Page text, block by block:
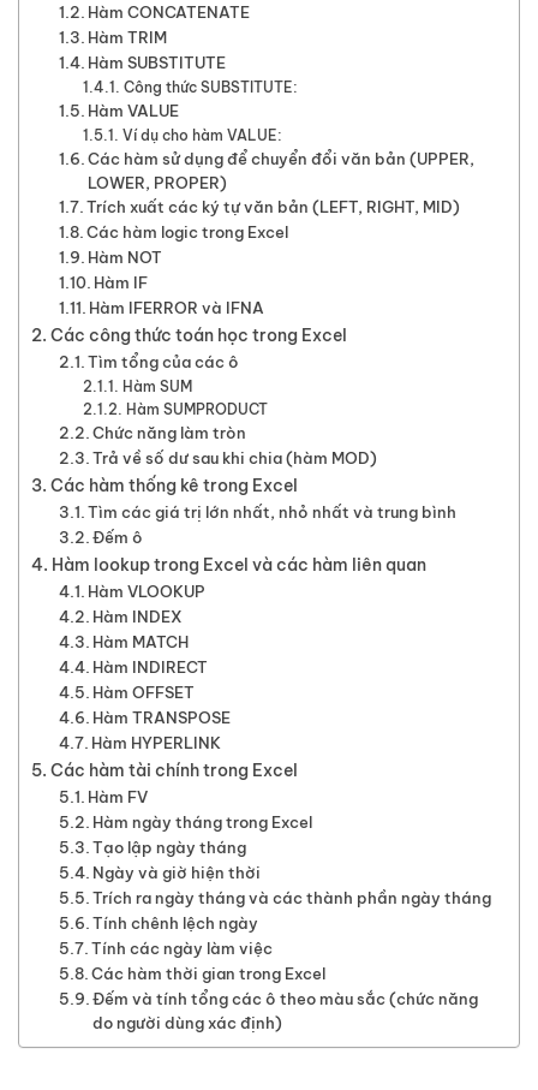
Hàm CONCATENATE
Hàm TRIM
Hàm SUBSTITUTE
Công thức SUBSTITUTE:
Hàm VALUE
Ví dụ cho hàm VALUE:
Các hàm sử dụng để chuyển đổi văn bản (UPPER,
LOWER, PROPER)
Trích xuất các ký tự văn bản (LEFT, RIGHT, MID)
Các hàm logic trong Excel
Hàm NOT
Hàm IF
Hàm IFERROR và IFNA
Các công thức toán học trong Excel
Tìm tổng của các ô
Hàm SUM
Hàm SUMPRODUCT
Chức năng làm tròn
Trả về số dư sau khi chia (hàm MOD)
Các hàm thống kê trong Excel
Tìm các giá trị lớn nhất, nhỏ nhất và trung bình
Đếm ô
Hàm lookup trong Excel và các hàm liên quan
Hàm VLOOKUP
Hàm INDEX
Hàm MATCH
Hàm INDIRECT
Hàm OFFSET
Hàm TRANSPOSE
Hàm HYPERLINK
Các hàm tài chính trong Excel
Hàm FV
Hàm ngày tháng trong Excel
Tạo lập ngày tháng
Ngày và giờ hiện thời
Trích ra ngày tháng và các thành phần ngày tháng
Tính chênh lệch ngày
Tính các ngày làm việc
Các hàm thời gian trong Excel
Đếm và tính tổng các ô theo màu sắc (chức năng
do người dùng xác định)